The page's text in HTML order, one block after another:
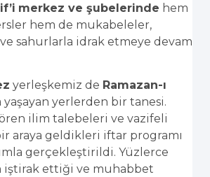
merkez ve şubelerinde hem
hem de mukabeleler,
sahurlarla idrak etmeye devam
yerleşkemiz de Ramazan-ı
yaşayan yerlerden bir tanesi.
ilim talebeleri ve vazifeli
araya geldikleri iftar programı
gerçekleştirildi. Yüzlerce
iştirak ettiği ve muhabbet